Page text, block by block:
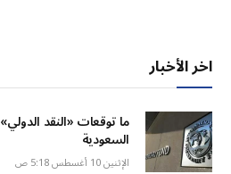
اخر الأخبار
ما توقعات «النقد
السعودية
الإثنين 10 أغسطس 5:18 ص